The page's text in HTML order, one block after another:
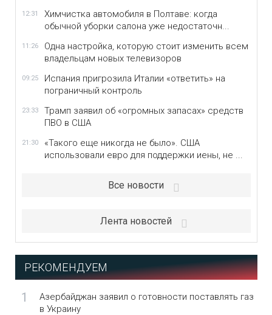
12:31
Химчистка автомобиля в Полтаве: когда
обычной уборки салона уже недостаточн...
11:26
Одна настройка, которую стоит изменить всем
владельцам новых телевизоров
09:25
Испания пригрозила Италии «ответить» на
пограничный контроль
23:33
Трамп заявил об «огромных запасах» средств
ПВО в США
21:30
«Такого еще никогда не было». США
использовали евро для поддержки иены, не ...
Все новости
Лента новостей
РЕКОМЕНДУЕМ
1
Азербайджан заявил о готовности поставлять газ
в Украину